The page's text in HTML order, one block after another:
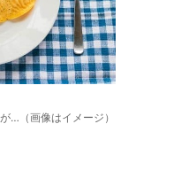
…（画像はイメージ）